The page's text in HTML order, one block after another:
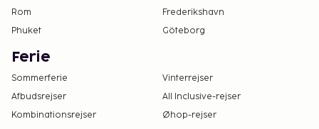
Rom
Frederikshavn
Phuket
Göteborg
Ferie
Sommerferie
Vinterrejser
Afbudsrejser
All Inclusive-rejser
Kombinationsrejser
Øhop-rejser